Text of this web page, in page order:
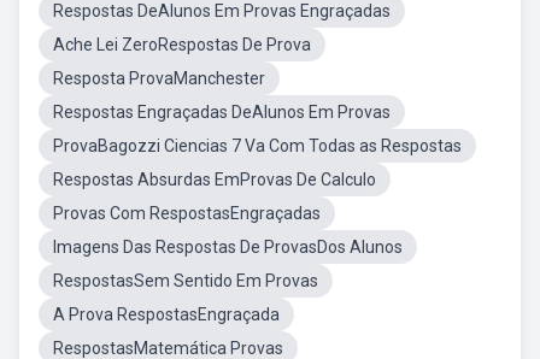
Respostas DeAlunos Em Provas Engraçadas
Ache Lei ZeroRespostas De Prova
Resposta ProvaManchester
Respostas Engraçadas DeAlunos Em Provas
ProvaBagozzi Ciencias 7 Va Com Todas as Respostas
Respostas Absurdas EmProvas De Calculo
Provas Com RespostasEngraçadas
Imagens Das Respostas De ProvasDos Alunos
RespostasSem Sentido Em Provas
A Prova RespostasEngraçada
RespostasMatemática Provas